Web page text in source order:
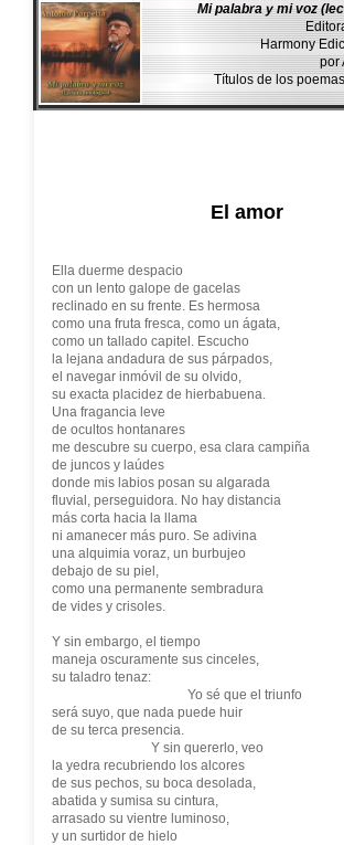
Mi palabra y mi voz
Harmony
por
Títulos de los
El amor
Ella duerme despacio
con un lento galope de gacelas
reclinado en su frente. Es hermosa
como una fruta fresca, como un ágata,
como un tallado capitel. Escucho
la lejana andadura de sus párpados,
el navegar inmóvil de su olvido,
su exacta placidez de hierbabuena.
Una fragancia leve
de ocultos hontanares
me descubre su cuerpo, esa clara campiña
de juncos y laúdes
donde mis labios posan su algarada
fluvial, perseguidora. No hay distancia
más corta hacia la llama
ni amanecer más puro. Se adivina
una alquimia voraz, un burbujeo
debajo de su piel,
como una permanente sembradura
de vides y crisoles.
Y sin embargo, el tiempo
maneja oscuramente sus cinceles,
su taladro tenaz:
Yo sé que el triunfo
será suyo, que nada puede huir
de su terca presencia.
Y sin quererlo, veo
la yedra recubriendo los alcores
de sus pechos, su boca desolada,
abatida y sumisa su cintura,
arrasado su vientre luminoso,
y un surtidor de hielo